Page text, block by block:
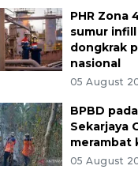
PHR Zona
sumur
dongkrak
nasional
05 August
BPBD
Sekarjaya
merambat
05 August